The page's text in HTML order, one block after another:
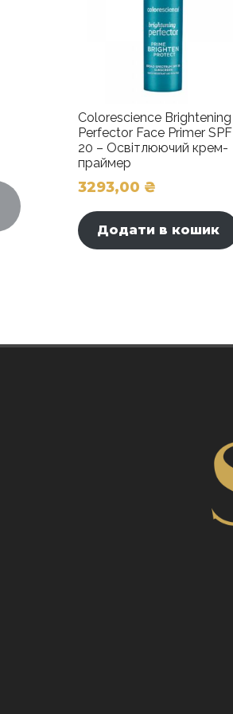
кількість
Colorescience Brightening
Perfector Face Primer SPF
20 – Освітлюючий крем-
праймер
3293,00 ₴
Додати в кошик